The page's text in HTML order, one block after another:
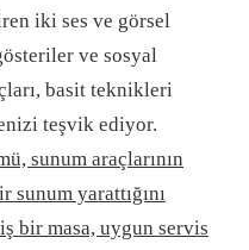
iki ses ve görsel
ve sosyal
basit teknikleri
teşvik ediyor.
sunum araçlarının
sunum yarattığını
bir masa, uygun servis